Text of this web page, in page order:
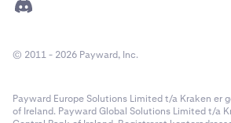
© 2011 - 2026 Payward, Inc.
Payward Europe Solutions Limited t/a Kraken er
of Ireland. Payward Global Solutions Limited t/a